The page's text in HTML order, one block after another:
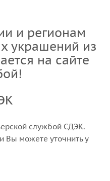
и регионам
украшений из
на сайте
службой СДЭК.
Вы можете уточнить у